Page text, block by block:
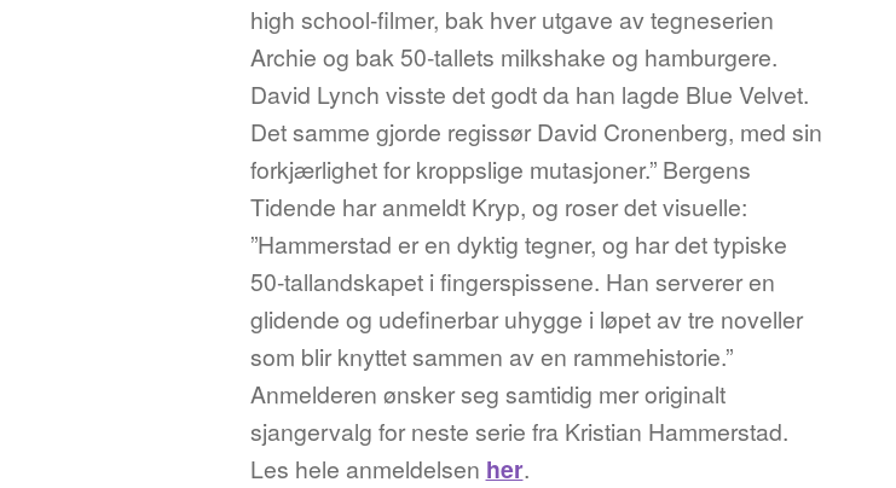
high school-filmer, bak hver utgave av tegneserien
Archie og bak 50-tallets milkshake og hamburgere.
David Lynch visste det godt da han lagde Blue Velvet.
Det samme gjorde regissør David Cronenberg, med sin
forkjærlighet for kroppslige mutasjoner.” Bergens
Tidende har anmeldt Kryp, og roser det visuelle:
”Hammerstad er en dyktig tegner, og har det typiske
50-tallandskapet i fingerspissene. Han serverer en
glidende og udefinerbar uhygge i løpet av tre noveller
som blir knyttet sammen av en rammehistorie.”
Anmelderen ønsker seg samtidig mer originalt
sjangervalg for neste serie fra Kristian Hammerstad.
Les hele anmeldelsen her.